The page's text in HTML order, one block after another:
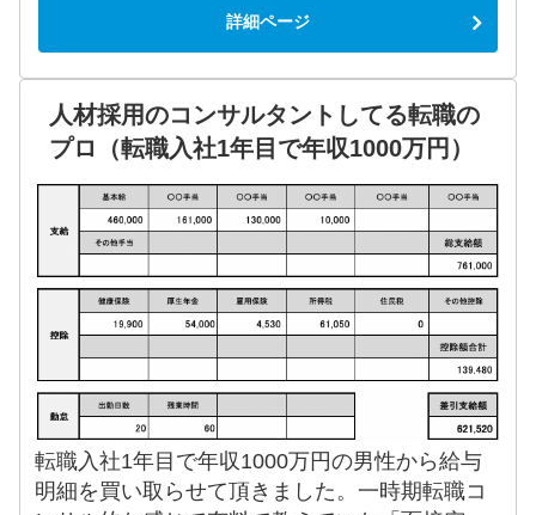
詳細ページ
人材採用のコンサルタントしてる転職の
プロ（転職入社1年目で年収1000万円）
転職入社1年目で年収1000万円の男性から給与
明細を買い取らせて頂きました。一時期転職コ